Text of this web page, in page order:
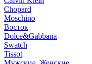
Chopard
Moschino
Восток
Dolce&Gabbana
Swatch
Tissot